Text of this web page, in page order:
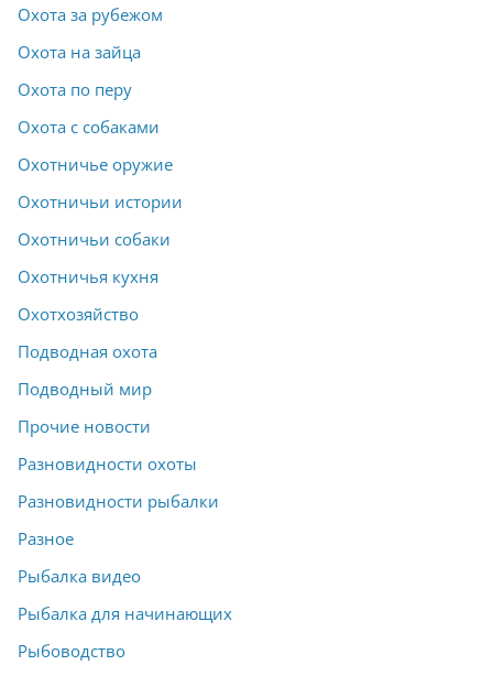
Охота за рубежом
Охота на зайца
Охота по перу
Охота с собаками
Охотничье оружие
Охотничьи истории
Охотничьи собаки
Охотничья кухня
Охотхозяйство
Подводная охота
Подводный мир
Прочие новости
Разновидности охоты
Разновидности рыбалки
Разное
Рыбалка видео
Рыбалка для начинающих
Рыбоводство